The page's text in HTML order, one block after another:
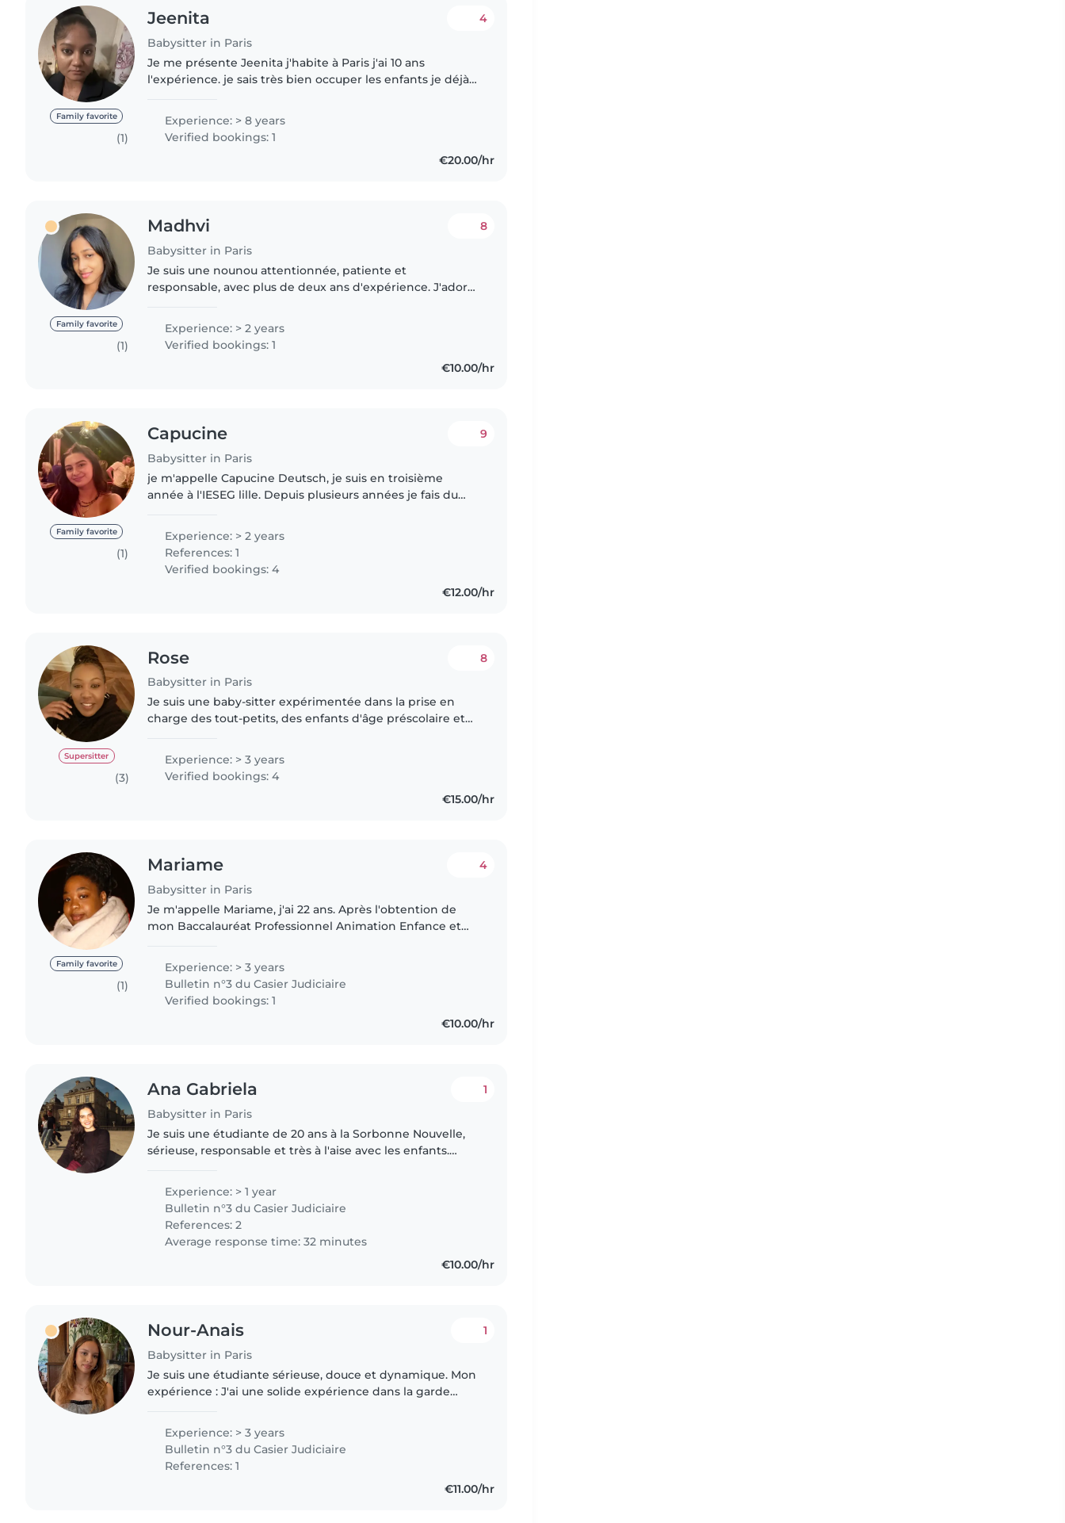
Family favorite
(1)
Jeenita
Babysitter in Paris
4
Je me présente Jeenita j'habite à Paris j'ai 10 ans
l'expérience. je sais très bien occuper les enfants je déjà
famille qui a..
Experience: > 8 years
Verified bookings: 1
€20.00/hr
Family favorite
(1)
Madhvi
Babysitter in Paris
8
Je suis une nounou attentionnée, patiente et
responsable, avec plus de deux ans d'expérience. J'adore
grandir. Je suis également..
Experience: > 2 years
Verified bookings: 1
€10.00/hr
Family favorite
(1)
Capucine
Babysitter in Paris
9
je m'appelle Capucine Deutsch, je suis en troisième
année à l'IESEG lille. Depuis plusieurs années je fais du
Experience: > 2 years
References: 1
Verified bookings: 4
€12.00/hr
Supersitter
(3)
Rose
Babysitter in Paris
8
Je suis une baby-sitter expérimentée dans la prise en
charge des tout-petits, des enfants d'âge préscolaire et
responsable,..
Experience: > 3 years
Verified bookings: 4
€15.00/hr
Family favorite
(1)
Mariame
Babysitter in Paris
4
Je m'appelle Mariame, j'ai 22 ans. Après l'obtention de
mon Baccalauréat Professionnel Animation Enfance et
préparant un CAP Accompagnant..
Experience: > 3 years
Bulletin n°3 du Casier Judiciaire
Verified bookings: 1
€10.00/hr
Ana Gabriela
Babysitter in Paris
1
Je suis une étudiante de 20 ans à la Sorbonne Nouvelle,
sérieuse, responsable et très à l'aise avec les enfants.
couramment l'espagnol,..
Experience: > 1 year
Bulletin n°3 du Casier Judiciaire
References: 2
Average response time: 32 minutes
€10.00/hr
Nour-Anais
Babysitter in Paris
1
Je suis une étudiante sérieuse, douce et dynamique. Mon
expérience : J'ai une solide expérience dans la garde
Experience: > 3 years
Bulletin n°3 du Casier Judiciaire
References: 1
€11.00/hr